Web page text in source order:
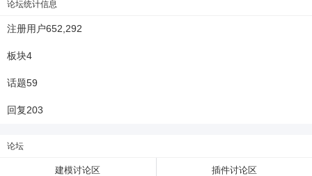
论坛统计信息
注册用户652,292
板块4
话题59
回复203
论坛
建模讨论区 插件讨论区